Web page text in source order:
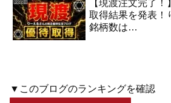
【現渡注文完了
取得結果を発表！
銘柄数は…
▼このブログのランキングを確認